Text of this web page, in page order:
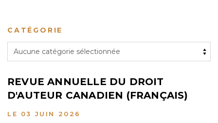
CATÉGORIE
REVUE ANNUELLE DU DROIT
D'AUTEUR CANADIEN (FRANÇAIS)
LE 03 JUIN 2026